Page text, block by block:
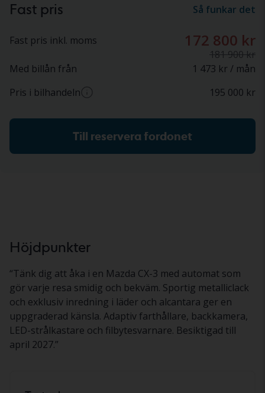
Fast pris Så funkar det
Fast pris inkl. moms 172 800 kr
181 900 kr
Med billån från
1 473 kr / mån
Pris i bilhandeln
195 000 kr
Ca pris hos bilhandlare (inkl. moms)
Till reservera fordonet
Höjdpunkter
“Tänk dig att åka i en Mazda CX-3 med automat som
gör varje resa smidig och bekväm. Sportig metalliclack
och exklusiv inredning i läder och alcantara ger en
uppgraderad känsla. Adaptiv farthållare, backkamera,
LED-strålkastare och filbytesvarnare. Besiktigad till
april 2027.”